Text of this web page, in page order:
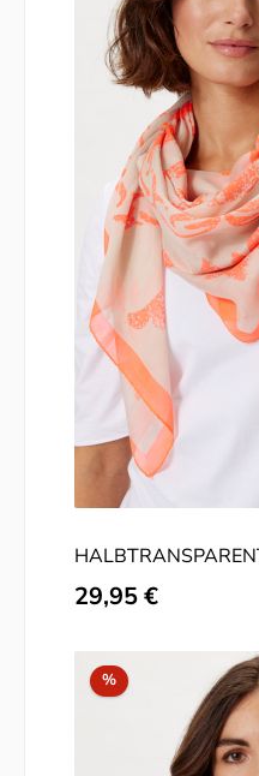
FRAAS
Regulärer Preis:
29,95 €
%Rabatt